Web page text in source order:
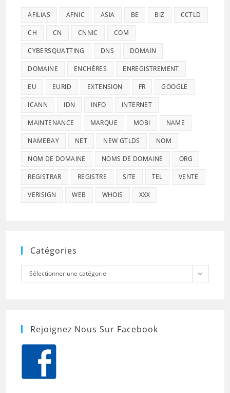
AFILIAS AFNIC ASIA BE BIZ CCTLD
CH CN CNNIC COM
CYBERSQUATTING DNS DOMAIN
DOMAINE ENCHÈRES ENREGISTREMENT
EU EURID EXTENSION FR GOOGLE
ICANN IDN INFO INTERNET
MAINTENANCE MARQUE MOBI NAME
NAMEBAY NET NEW GTLDS NOM
NOM DE DOMAINE NOMS DE DOMAINE ORG
REGISTRAR REGISTRE SITE TEL VENTE
VERISIGN WEB WHOIS XXX
Catégories
Catégories
Sélectionner une catégorie
Rejoignez Nous Sur Facebook